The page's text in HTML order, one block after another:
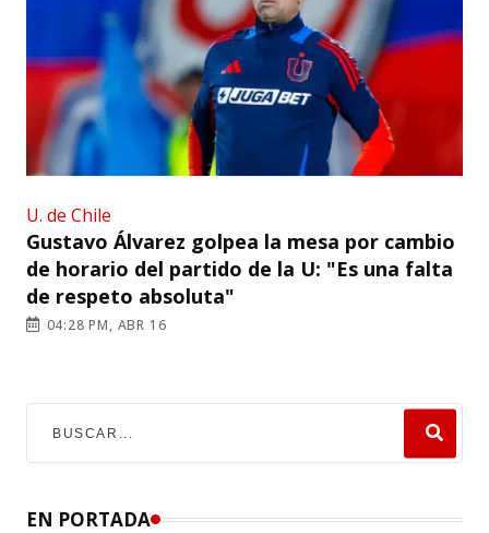
U. de Chile
Gustavo Álvarez golpea la mesa por cambio
de horario del partido de la U: "Es una falta
de respeto absoluta"
04:28 PM, ABR 16
EN PORTADA